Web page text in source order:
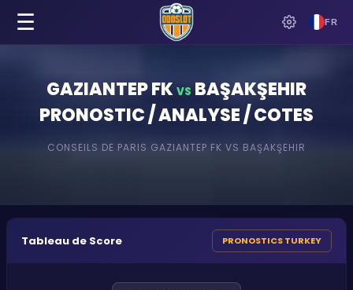
FR
☰
GAZIANTEP FK VS BAŞAKŞEHIR
PRONOSTIC / ANALYSE / COTES
CONSEILS DE PARIS GAZIANTEP FK VS BAŞAKŞEHIR
Tableau de Score PRONOSTICS TURKEY